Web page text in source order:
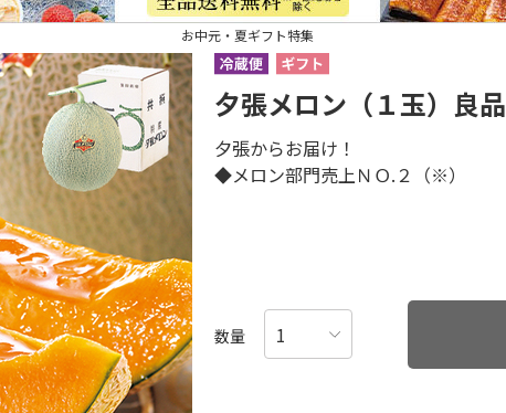
お中元・夏ギフト特集
夕張メロン（１玉）良品
夕張からお届け！
◆メロン部門売上ＮＯ.２（※）
数量